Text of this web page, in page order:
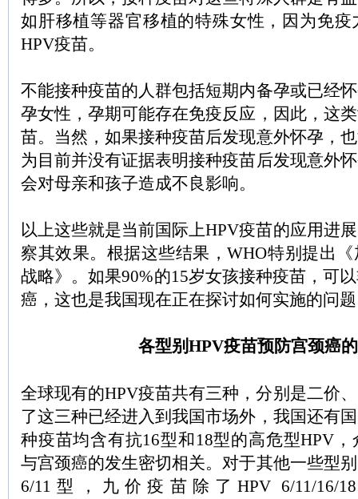
如肝移植等器官移植的特殊女性，因为免
HPV疫苗。
不能接种疫苗的人群包括短期内备孕或已经
孕女性，孕期可能存在免疫反应，因此，这
苗。当然，如果接种疫苗后发现意外怀孕，
为目前并没有证据表明接种疫苗后发现意外
会对母亲和孩子造成不良影响。
以上这些就是当前国际上HPV疫苗的应用进
察其效果。根据这些结果，WHO特别提出
战略》。如果90%的15岁女孩接种疫苗，可
癌，这也是我国现在正在探讨如何实施的问
各型别HPV疫苗预防宫颈癌
全球现有的HPV疫苗共有三种，分别是二价
了这三种已经进入到我国市场外，我国还有
种疫苗均含有抗16型和18型的高危型HPV
与宫颈癌的发生密切相关。对于其他一些型
6/11型，九价疫苗除了HPV 6/11/16/